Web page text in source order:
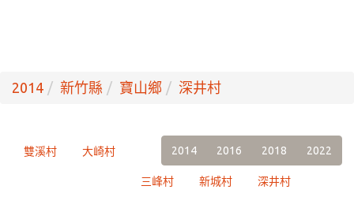
2014 新竹縣 寶山鄉 深井村
2014 2016 2018 2022
雙溪村 大崎村
三峰村 新城村 深井村